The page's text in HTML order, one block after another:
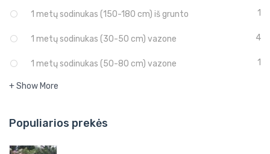
1 metų sodinukas (150-180 cm) iš grunto 1
1 metų sodinukas (30-50 cm) vazone 4
1 metų sodinukas (50-80 cm) vazone 1
+ Show More
Populiarios prekės